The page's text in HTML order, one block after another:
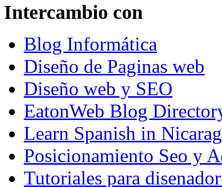
Intercambio con
Blog Informática
Diseño de Paginas web
Diseño web y SEO
EatonWeb Blog
Learn Spanish in
Posicionamiento Seo y
Tutoriales para